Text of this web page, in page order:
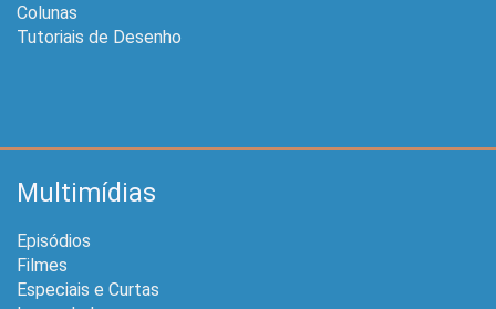
Colunas
Tutoriais de Desenho
Multimídias
Episódios
Filmes
Especiais e Curtas